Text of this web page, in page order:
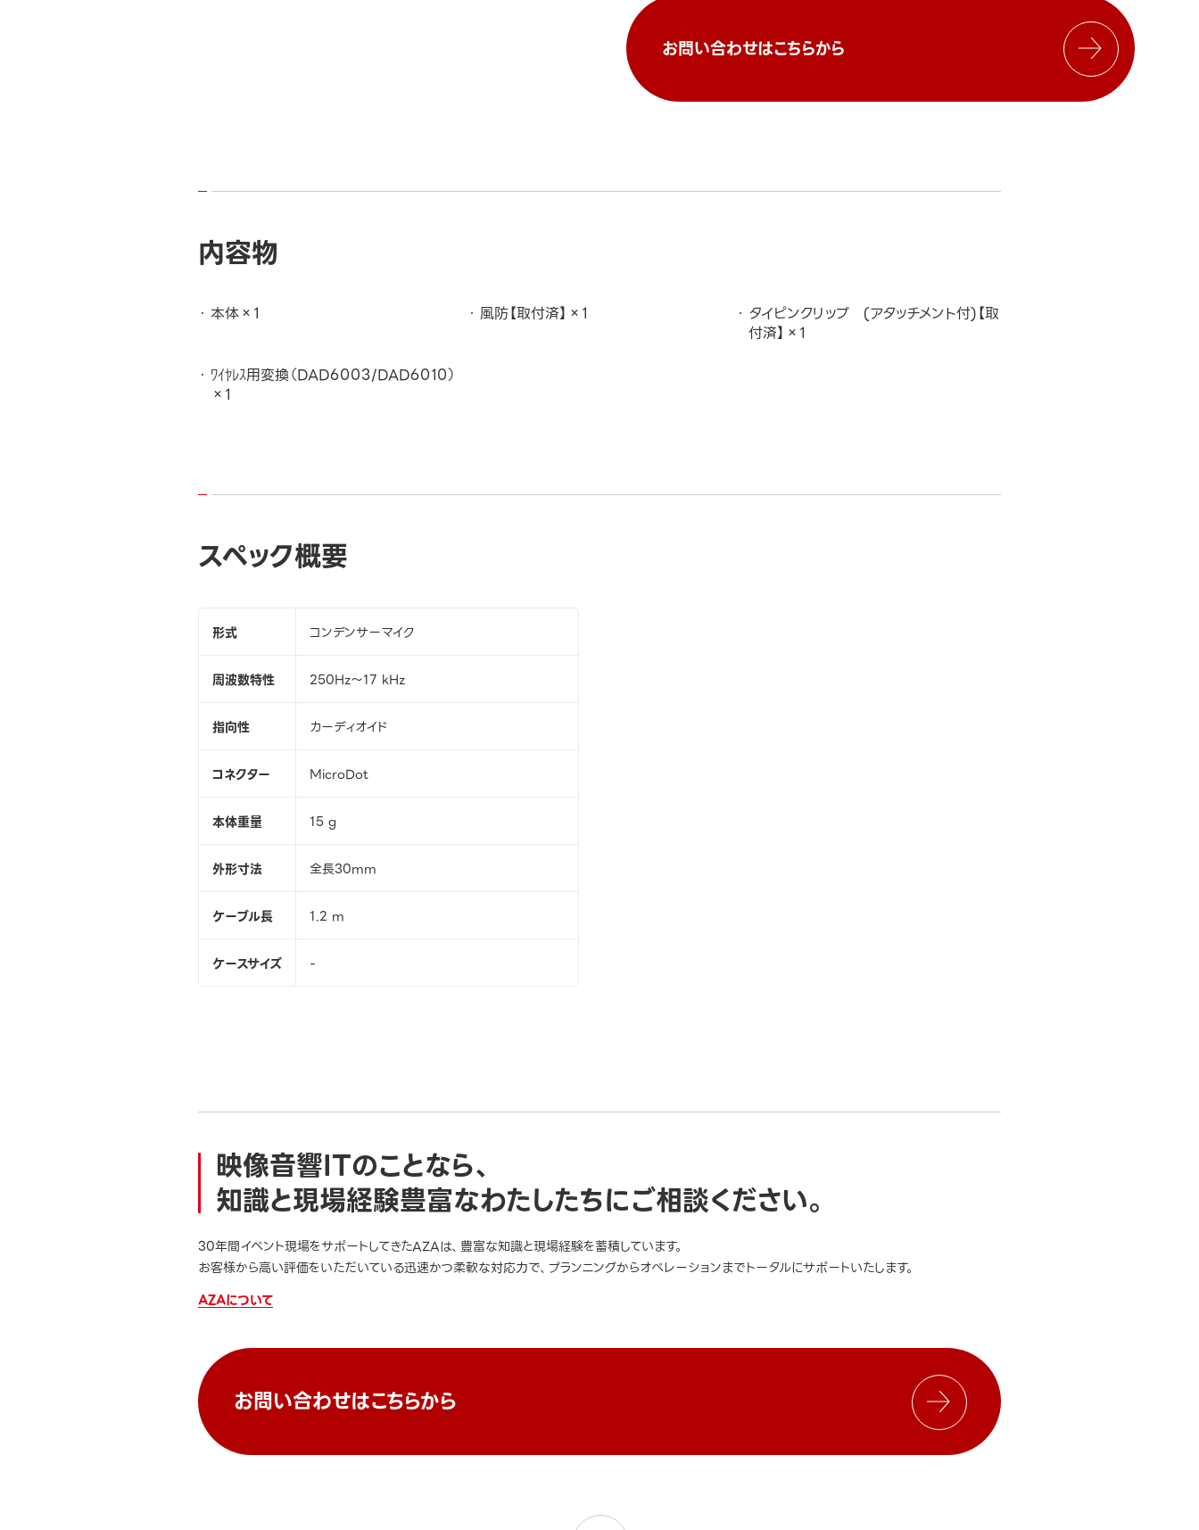
お問い合わせはこちらから
内容物
本体×1 風防【取付済】×1
タイピンクリップ (アタッチメント付)【取
付済】×1
ﾜｲﾔﾚｽ用変換（DAD6003/DAD6010）
×1
スペック概要
形式 コンデンサーマイク
周波数特性 250Hz～17 kHz
指向性 カーディオイド
コネクター MicroDot
本体重量 15 g
外形寸法 全長30mm
ケーブル長 1.2 m
ケースサイズ -
映像音響ITのことなら、
知識と現場経験豊富なわたしたちにご相談ください。
30年間イベント現場をサポートしてきたAZAは、豊富な知識と現場経験を蓄積しています。
お客様から高い評価をいただいている迅速かつ柔軟な対応力で、プランニングからオペレーションまでトータルにサポートいたします。
AZAについて
お問い合わせはこちらから